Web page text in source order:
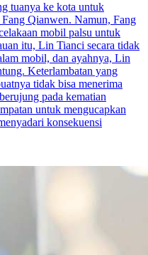
tuanya ke kota untuk
Qianwen. Namun, Fang
mobil palsu untuk
itu, Lin Tianci secara tidak
mobil, dan ayahnya, Lin
Keterlambatan yang
tidak bisa menerima
pada kematian
untuk mengucapkan
konsekuensi